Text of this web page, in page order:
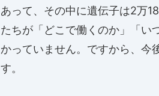
あって、その中に遺伝子は2万
たちが「どこで働くのか」「い
かっていません。ですから、今
す。